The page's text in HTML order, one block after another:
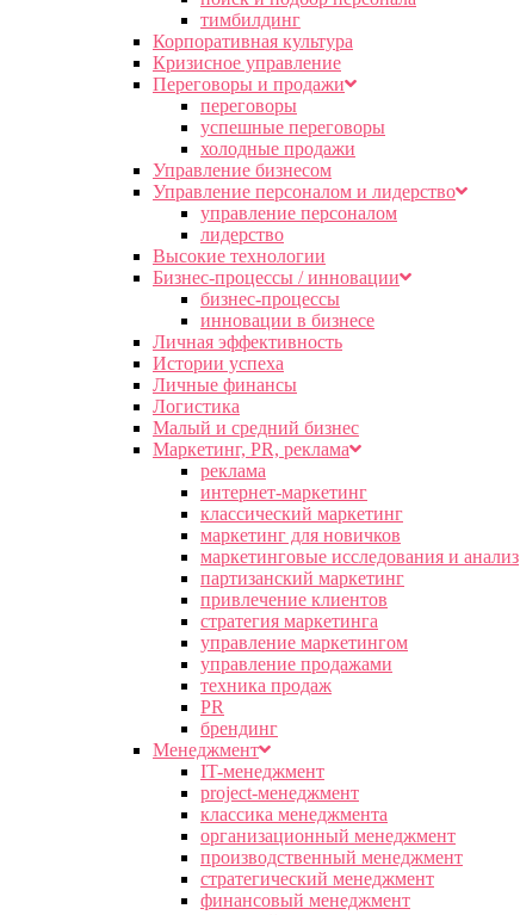
тимбилдинг
Корпоративная культура
Кризисное управление
Переговоры и продажи
переговоры
успешные переговоры
холодные продажи
Управление бизнесом
Управление персоналом и лидерство
управление персоналом
лидерство
Высокие технологии
Бизнес-процессы / инновации
бизнес-процессы
инновации в бизнесе
Личная эффективность
Истории успеха
Личные финансы
Логистика
Малый и средний бизнес
Маркетинг, PR, реклама
реклама
интернет-маркетинг
классический маркетинг
маркетинг для новичков
маркетинговые исследования и анализ
партизанский маркетинг
привлечение клиентов
стратегия маркетинга
управление маркетингом
управление продажами
техника продаж
PR
брендинг
Менеджмент
IT-менеджмент
project-менеджмент
классика менеджмента
организационный менеджмент
производственный менеджмент
стратегический менеджмент
финансовый менеджмент